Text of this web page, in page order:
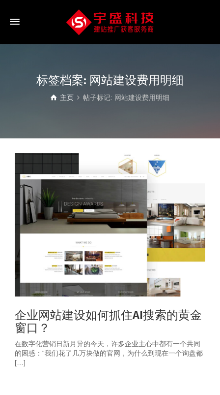
标签档案: 网站建设费用明细
主页 帖子标记: 网站建设费用明细
企业网站建设如何抓住AI搜索的黄金
窗口？
在数字化营销日新月异的今天，许多企业主心中都有一个共同
的困惑：“我们花了几万块做的官网，为什么到现在一个询盘都
[…]